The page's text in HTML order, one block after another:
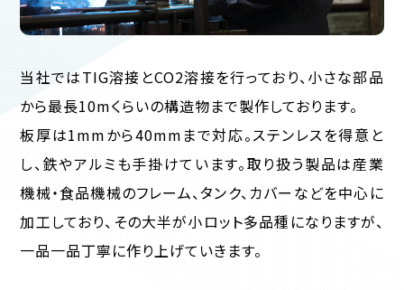
当社ではTIG溶接とCO2溶接を行っており、小さな部品
から最長10mくらいの構造物まで製作しております。
板厚は1mmから40mmまで対応。ステンレスを得意と
し、鉄やアルミも手掛けています。取り扱う製品は産業
機械・食品機械のフレーム、タンク、カバーなどを中心に
加工しており、その大半が小ロット多品種になりますが、
一品一品丁寧に作り上げていきます。